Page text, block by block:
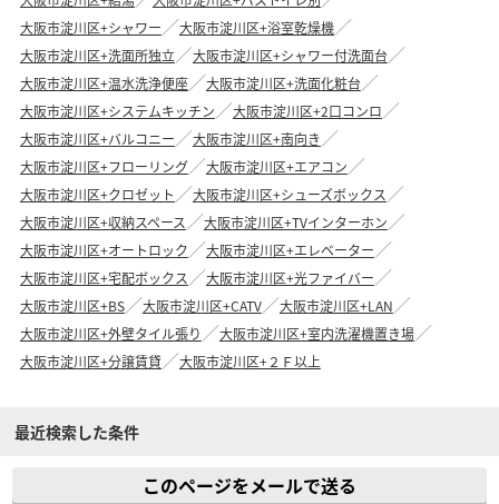
大阪市淀川区+シャワー
大阪市淀川区+浴室乾燥機
大阪市淀川区+洗面所独立
大阪市淀川区+シャワー付洗面台
大阪市淀川区+温水洗浄便座
大阪市淀川区+洗面化粧台
大阪市淀川区+システムキッチン
大阪市淀川区+2口コンロ
大阪市淀川区+バルコニー
大阪市淀川区+南向き
大阪市淀川区+フローリング
大阪市淀川区+エアコン
大阪市淀川区+クロゼット
大阪市淀川区+シューズボックス
大阪市淀川区+収納スペース
大阪市淀川区+TVインターホン
大阪市淀川区+オートロック
大阪市淀川区+エレベーター
大阪市淀川区+宅配ボックス
大阪市淀川区+光ファイバー
大阪市淀川区+BS
大阪市淀川区+CATV
大阪市淀川区+LAN
大阪市淀川区+外壁タイル張り
大阪市淀川区+室内洗濯機置き場
大阪市淀川区+分譲賃貸
大阪市淀川区+２Ｆ以上
最近検索した条件
このページをメールで送る